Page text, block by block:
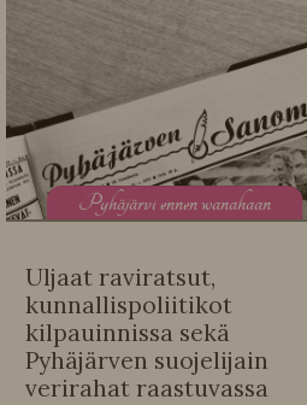
Pyhäjärvi ennen wanahaan
Uljaat raviratsut,
kunnallispoliitikot
kilpauinnissa sekä
Pyhäjärven suojelijain
verirahat raastuvassa